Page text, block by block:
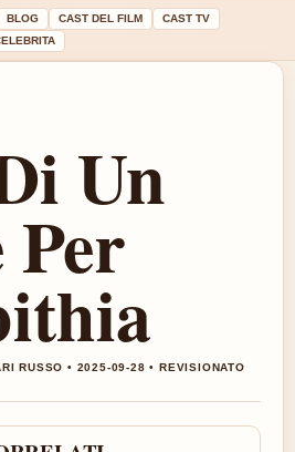
BLOG CAST DEL FILM
CAST TV
Un
Per
RUSSO • 2025-09-28 • REVISIONATO